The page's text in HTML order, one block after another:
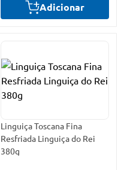
Adicionar
Linguiça Toscana Fina
Resfriada Linguiça do Rei
380g